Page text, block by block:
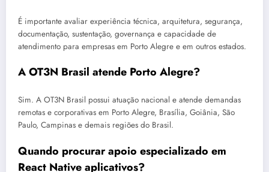
É importante avaliar experiência técnica, arquitetura, segurança,
documentação, sustentação, governança e capacidade de
atendimento para empresas em Porto Alegre e em outros estados.
A OT3N Brasil atende Porto Alegre?
Sim. A OT3N Brasil possui atuação nacional e atende demandas
remotas e corporativas em Porto Alegre, Brasília, Goiânia, São
Paulo, Campinas e demais regiões do Brasil.
Quando procurar apoio especializado em
React Native aplicativos?